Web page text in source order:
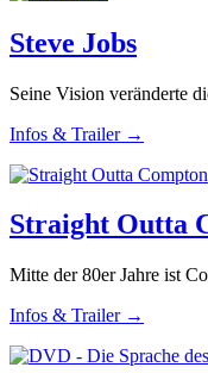
Steve Jobs
Seine Vision veränderte
Infos & Trailer →
Straight Outta
Mitte der 80er Jahre ist
Infos & Trailer →